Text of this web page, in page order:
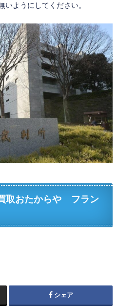
いようにしてください。
取おたからや フラン
シェア